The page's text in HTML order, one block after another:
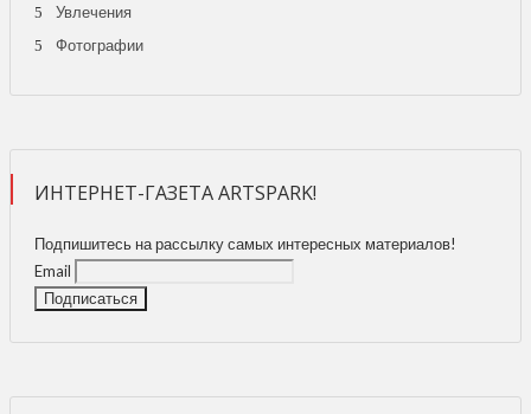
Увлечения
Фотографии
ИНТЕРНЕТ-ГАЗЕТА ARTSPARK!
Подпишитесь на рассылку самых интересных материалов!
Email